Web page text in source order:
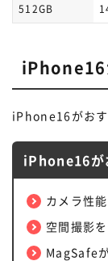
512GB
iPhone16
iPhone16がおす
iPhone16が
カメラ性
空間撮影
MagSafe